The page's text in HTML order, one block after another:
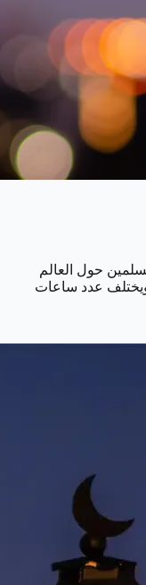
حول العالم
ويختلف عدد ساعات